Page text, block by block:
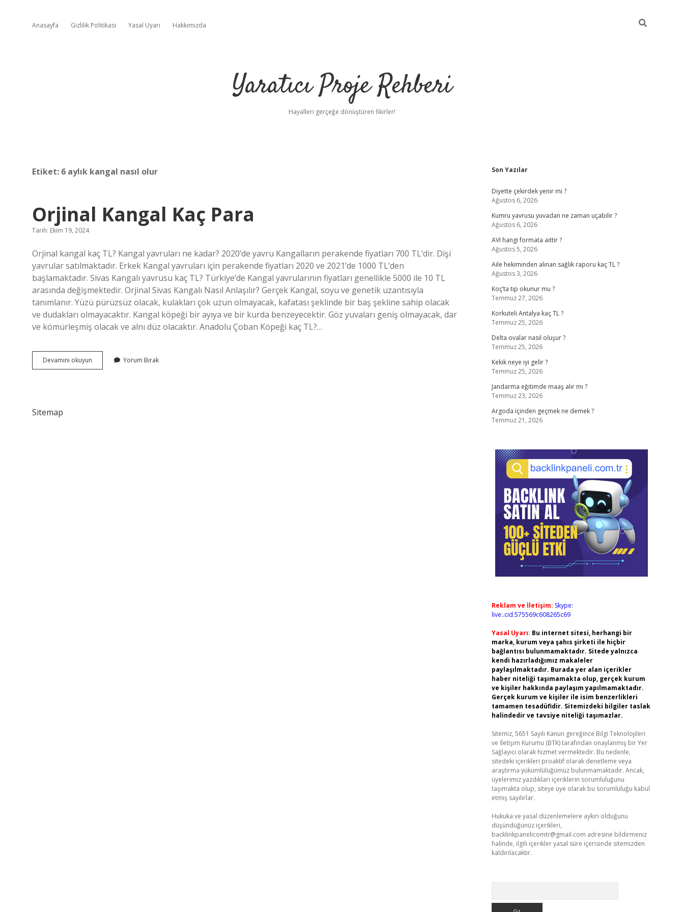
Anasayfa Gizlilik Politikası Yasal Uyarı Hakkımızda
Yaratıcı Proje Rehberi
Hayalleri gerçeğe dönüştüren fikirler!
Etiket: 6 aylık kangal nasıl olur
Orjinal Kangal Kaç Para
Tarih: Ekim 19, 2024
Orjinal kangal kaç TL? Kangal yavruları ne kadar? 2020’de yavru Kangalların perakende fiyatları 700 TL’dir. Dişi
yavrular satılmaktadır. Erkek Kangal yavruları için perakende fiyatları 2020 ve 2021’de 1000 TL’den
başlamaktadır. Sivas Kangalı yavrusu kaç TL? Türkiye’de Kangal yavrularının fiyatları genellikle 5000 ile 10 TL
arasında değişmektedir. Orjinal Sivas Kangalı Nasıl Anlaşılır? Gerçek Kangal, soyu ve genetik uzantısıyla
tanımlanır. Yüzü pürüzsüz olacak, kulakları çok uzun olmayacak, kafatası şeklinde bir baş şekline sahip olacak
ve dudakları olmayacaktır. Kangal köpeği bir ayıya ve bir kurda benzeyecektir. Göz yuvaları geniş olmayacak, dar
ve kömürleşmiş olacak ve alnı düz olacaktır. Anadolu Çoban Köpeği kaç TL?…
Devamını okuyun
Kangal
Yorum Bırak
Sitemap
Sidebar
Son Yazılar
Diyette çekirdek yenir mi ?
Ağustos 6, 2026
Kumru yavrusu yuvadan ne zaman uçabilir ?
Ağustos 6, 2026
AVI hangi formata aittir ?
Ağustos 5, 2026
Aile hekiminden alınan sağlık raporu kaç TL ?
Ağustos 3, 2026
Koç’ta tıp okunur mu ?
Temmuz 27, 2026
Korkuteli Antalya kaç TL ?
Temmuz 25, 2026
Delta ovalar nasıl oluşur ?
Temmuz 25, 2026
Kekik neye iyi gelir ?
Temmuz 25, 2026
Jandarma eğitimde maaş alır mı ?
Temmuz 23, 2026
Argoda içinden geçmek ne demek ?
Temmuz 21, 2026
Reklam ve İletişim: Skype:
live:.cid.575569c608265c69
Yasal Uyarı: Bu internet sitesi, herhangi bir
marka, kurum veya şahıs şirketi ile hiçbir
bağlantısı bulunmamaktadır. Sitede yalnızca
kendi hazırladığımız makaleler
paylaşılmaktadır. Burada yer alan içerikler
haber niteliği taşımamakta olup, gerçek kurum
ve kişiler hakkında paylaşım yapılmamaktadır.
Gerçek kurum ve kişiler ile isim benzerlikleri
tamamen tesadüfidir. Sitemizdeki bilgiler taslak
halindedir ve tavsiye niteliği taşımazlar.
Sitemiz, 5651 Sayılı Kanun gereğince Bilgi Teknolojileri
ve İletişim Kurumu (BTK) tarafından onaylanmış bir Yer
Sağlayıcı olarak hizmet vermektedir. Bu nedenle,
sitedeki içerikleri proaktif olarak denetleme veya
araştırma yükümlülüğümüz bulunmamaktadır. Ancak,
üyelerimiz yazdıkları içeriklerin sorumluluğunu
taşımakta olup, siteye üye olarak bu sorumluluğu kabul
etmiş sayılırlar.
Hukuka ve yasal düzenlemelere aykırı olduğunu
düşündüğünüz içerikleri,
backlinkpanelicomtr@gmail.com adresine bildirmeniz
halinde, ilgili içerikler yasal süre içerisinde sitemizden
kaldırılacaktır.